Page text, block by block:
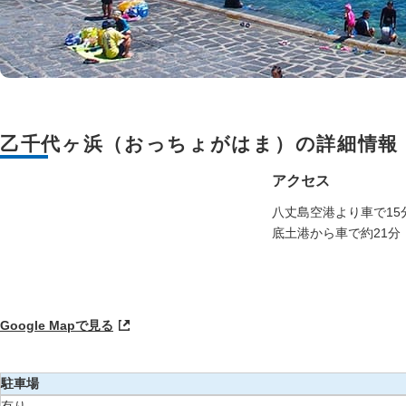
乙千代ヶ浜（おっちょがはま）の詳細情報
Google Mapで見る
アクセス
八丈島空港より車で15
底土港から車で約21分
駐車場